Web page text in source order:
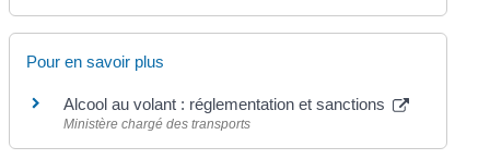
Pour en savoir plus
Alcool au volant : réglementation et sanctions
Ministère chargé des transports